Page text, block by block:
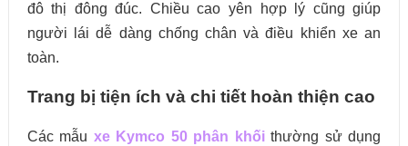
đô thị đông đúc. Chiều cao yên hợp lý cũng giúp
người lái dễ dàng chống chân và điều khiển xe an
toàn.
Trang bị tiện ích và chi tiết hoàn thiện cao
Các mẫu xe Kymco 50 phân khốithường sử dụng